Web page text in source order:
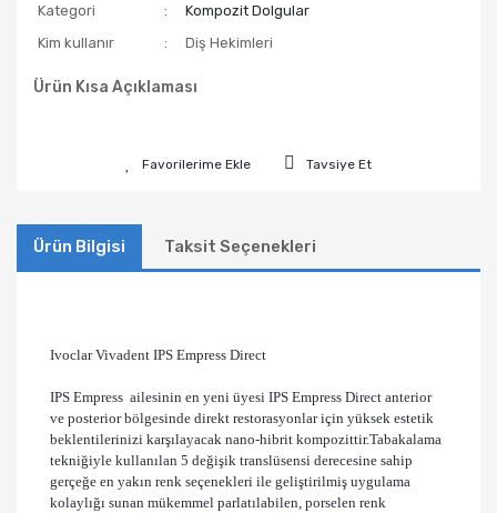
Kategori
Kompozit Dolgular
Kim kullanır
Diş Hekimleri
Ürün Kısa Açıklaması
Tavsiye Et
Ürün Bilgisi Taksit Seçenekleri
Ivoclar Vivadent IPS Empress Direct
IPS Empress ailesinin en yeni üyesi IPS Empress Direct anterior
ve posterior bölgesinde direkt restorasyonlar için yüksek estetik
beklentilerinizi karşılayacak nano-hibrit kompozittir.Tabakalama
tekniğiyle kullanılan 5 değişik translüsensi derecesine sahip
gerçeğe en yakın renk seçenekleri ile geliştirilmiş uygulama
kolaylığı sunan mükemmel parlatılabilen, porselen renk